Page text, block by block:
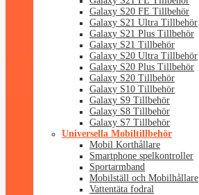
Galaxy S20 FE Tillbehör
Galaxy S21 Ultra Tillbehör
Galaxy S21 Plus Tillbehör
Galaxy S21 Tillbehör
Galaxy S20 Ultra Tillbehör
Galaxy S20 Plus Tillbehör
Galaxy S20 Tillbehör
Galaxy S10 Tillbehör
Galaxy S9 Tillbehör
Galaxy S8 Tillbehör
Galaxy S7 Tillbehör
Universella Mobiltillbehör
Mobil Korthållare
Smartphone spelkontroller
Sportarmband
Mobilställ och Mobilhållare
Vattentäta fodral